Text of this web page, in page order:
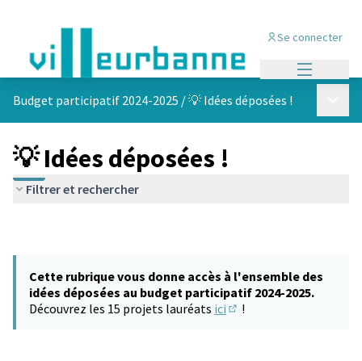
Se connecter
Budget participatif 2024-2025 /💡 Idées déposées !
💡 Idées déposées !
Filtrer et rechercher
Cette rubrique vous donne accès à l'ensemble des
idées déposées au budget participatif 2024-2025.
Découvrez les 15 projets lauréats ici !